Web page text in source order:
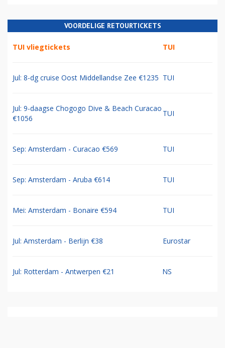
VOORDELIGE RETOURTICKETS
TUI vliegtickets TUI
Jul: 8-dg cruise Oost Middellandse Zee €1235 TUI
Jul: 9-daagse Chogogo Dive & Beach Curacao
€1056
TUI
Sep: Amsterdam - Curacao €569 TUI
Sep: Amsterdam - Aruba €614 TUI
Mei: Amsterdam - Bonaire €594 TUI
Jul: Amsterdam - Berlijn €38 Eurostar
Jul: Rotterdam - Antwerpen €21 NS